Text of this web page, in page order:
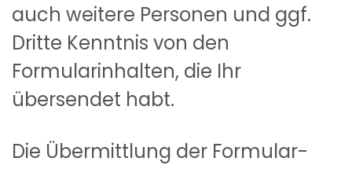
auch weitere Personen und ggf.
Dritte Kenntnis von den
Formularinhalten, die Ihr
übersendet habt.
Die Übermittlung der Formular-